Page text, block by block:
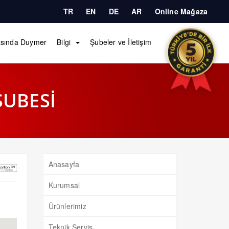
Online Mağaza
AR
DE
EN
TR
Duymer Bilgi Şubeler ve İletişim
Anasayfa
Kurumsal
Ürünlerimiz
Teknik Servis